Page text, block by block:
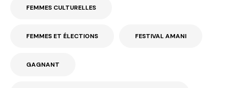
FEMMES CULTURELLES
FEMMES ET ÉLECTIONS FESTIVAL AMANI
GAGNANT